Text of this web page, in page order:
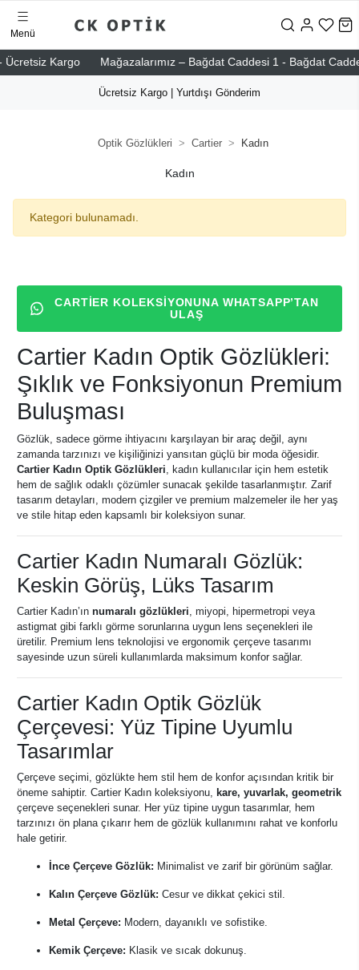
Kargo Mağazalarımız – Bağdat Caddesi 1 - Bağdat
Menü
Ücretsiz Kargo | Yurtdışı Gönderim
Optik Gözlükleri Cartier Kadın
Kadın
Kategori bulunamadı.
CARTIER KOLEKSIYONUNA WHATSAPP’TAN
ULAŞ
Cartier Kadın Optik Gözlükleri:
Şıklık ve Fonksiyonun Premium
Buluşması
Gözlük, sadece görme ihtiyacını karşılayan bir araç değil, aynı
zamanda tarzınızı ve kişiliğinizi yansıtan güçlü bir moda öğesidir.
Cartier Kadın Optik Gözlükleri, kadın kullanıcılar için hem estetik
hem de sağlık odaklı çözümler sunacak şekilde tasarlanmıştır. Zarif
tasarım detayları, modern çizgiler ve premium malzemeler ile her yaş
ve stile hitap eden kapsamlı bir koleksiyon sunar.
Cartier Kadın Numaralı Gözlük:
Keskin Görüş, Lüks Tasarım
Cartier Kadın’ın numaralı gözlükleri, miyopi, hipermetropi veya
astigmat gibi farklı görme sorunlarına uygun lens seçenekleri ile
üretilir. Premium lens teknolojisi ve ergonomik çerçeve tasarımı
sayesinde uzun süreli kullanımlarda maksimum konfor sağlar.
Cartier Kadın Optik Gözlük
Çerçevesi: Yüz Tipine Uyumlu
Tasarımlar
Çerçeve seçimi, gözlükte hem stil hem de konfor açısından kritik bir
öneme sahiptir. Cartier Kadın koleksiyonu, kare, yuvarlak, geometrik
çerçeve seçenekleri sunar. Her yüz tipine uygun tasarımlar, hem
tarzınızı ön plana çıkarır hem de gözlük kullanımını rahat ve konforlu
hale getirir.
İnce Çerçeve Gözlük: Minimalist ve zarif bir görünüm sağlar.
Kalın Çerçeve Gözlük: Cesur ve dikkat çekici stil.
Metal Çerçeve: Modern, dayanıklı ve sofistike.
Kemik Çerçeve: Klasik ve sıcak dokunuş.